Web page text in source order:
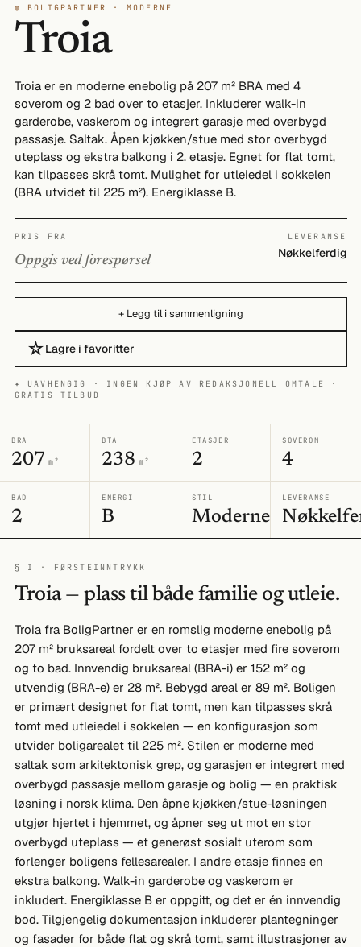
◍ BOLIGPARTNER · MODERNE
Troia
Troia er en moderne enebolig på 207 m² BRA med 4
soverom og 2 bad over to etasjer. Inkluderer walk-in
garderobe, vaskerom og integrert garasje med overbygd
passasje. Saltak. Åpen kjøkken/stue med stor overbygd
uteplass og ekstra balkong i 2. etasje. Egnet for flat tomt,
kan tilpasses skrå tomt. Mulighet for utleiedel i sokkelen
(BRA utvidet til 225 m²). Energiklasse B.
PRIS FRA
Oppgis ved forespørsel
LEVERANSE
Nøkkelferdig
+ Legg til i sammenligning
☆Lagre i favoritter
✦ UAVHENGIG · INGEN KJØP AV REDAKSJONELL OMTALE ·
GRATIS TILBUD
BRA
207 m²
BTA
238 m²
ETASJER
2
SOVEROM
4
BAD
2
ENERGI
B
STIL
Moderne
LEVERANSE
§ I · FØRSTEINNTRYKK
Troia — plass til både familie og utleie.
Troia fra BoligPartner er en romslig moderne enebolig på
207 m² bruksareal fordelt over to etasjer med fire soverom
og to bad. Innvendig bruksareal (BRA-i) er 152 m² og
utvendig (BRA-e) er 28 m². Bebygd areal er 89 m². Boligen
er primært designet for flat tomt, men kan tilpasses skrå
tomt med utleiedel i sokkelen — en konfigurasjon som
utvider boligarealet til 225 m². Stilen er moderne med
saltak som arkitektonisk grep, og garasjen er integrert med
overbygd passasje mellom garasje og bolig — en praktisk
løsning i norsk klima. Den åpne kjøkken/stue-løsningen
utgjør hjertet i hjemmet, og åpner seg ut mot en stor
overbygd uteplass — et generøst sosialt uterom som
forlenger boligens fellesarealer. I andre etasje finnes en
ekstra balkong. Walk-in garderobe og vaskerom er
inkludert. Energiklasse B er oppgitt, og det er én innvendig
bod. Tilgjengelig dokumentasjon inkluderer plantegninger
og fasader for både flat og skrå tomt, samt illustrasjoner av